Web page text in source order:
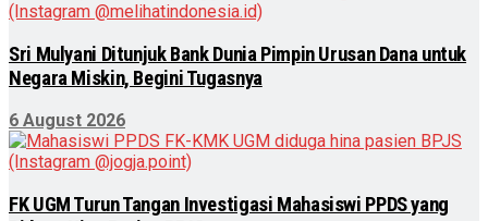
Sri Mulyani Ditunjuk Bank Dunia Pimpin Urusan Dana untuk
Negara Miskin, Begini Tugasnya
6 August 2026
FK UGM Turun Tangan Investigasi Mahasiswi PPDS yang